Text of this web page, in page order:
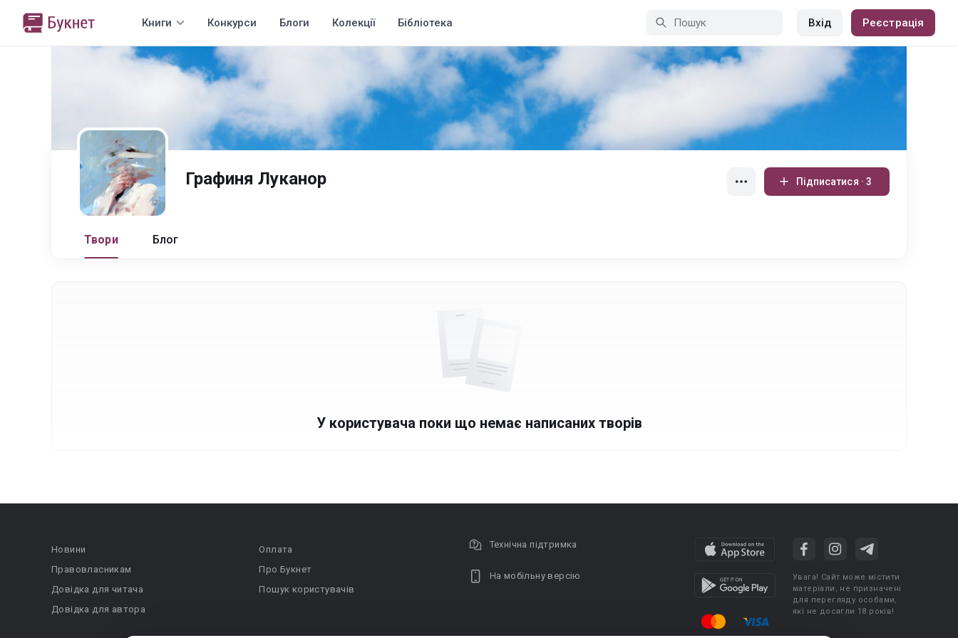
Книги Конкурси Блоги Колекції Бібліотека Вхід Реєстрація
Графиня Луканор Підписатися · 3
Твори Блог
У користувача поки що немає написаних творів
Новини
Правовласникам
Довідка для читача
Довідка для автора
Оплата
Про Букнет
Пошук користувачів
Технічна підтримка
На мобільну версію
Увага! Сайт може містити
матеріали, не призначені
для перегляду особами,
які не досягли 18 років!